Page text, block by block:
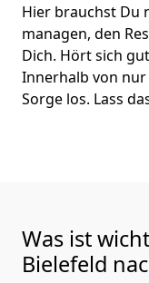
Hier brauchst Du
managen, den
Dich. Hört sich
Innerhalb von nur
Sorge los. Lass
Was ist
Bielefeld